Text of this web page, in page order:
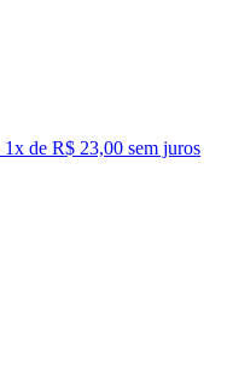
1x de R$ 23,00 sem juros